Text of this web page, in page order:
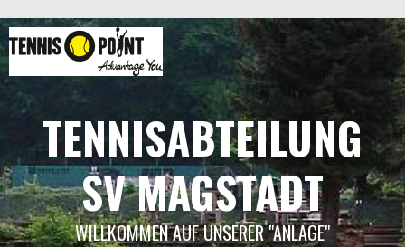
zum
Inhalt
TENNISABTEILUNG
SV MAGSTADT
WILLKOMMEN AUF UNSERER "ANLAGE"